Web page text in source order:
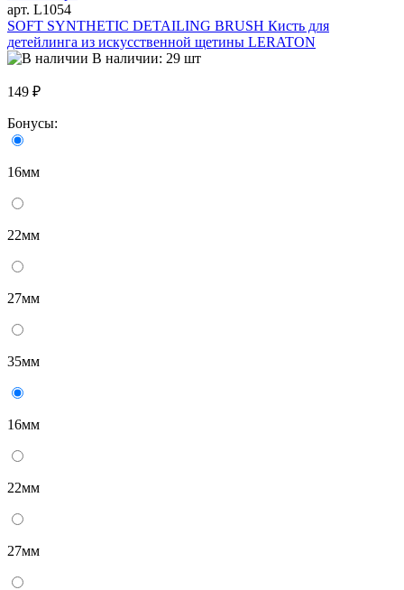
арт. L1054
SOFT SYNTHETIC DETAILING BRUSH Кисть для
детейлинга из искусственной щетины LERATON
В наличии: 29 шт
149 ₽
Бонусы:
16мм
22мм
27мм
35мм
16мм
22мм
27мм